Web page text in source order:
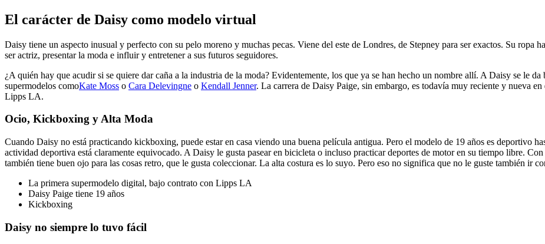
El carácter de Daisy como modelo virtual
Daisy tiene un aspecto inusual y perfecto con su pelo moreno y muchas pecas. Viene del este de Londres, de Stepney para ser exactos. Su ropa
ser actriz, presentar la moda e influir y entretener a sus futuros seguidores.
¿A quién hay que acudir si se quiere dar caña a la industria de la moda? Evidentemente, los que ya se han hecho un nombre allí. A Daisy se le
supermodelos comoKate Moss o Cara Delevingne o Kendall Jenner. La carrera de Daisy Paige, sin embargo, es todavía muy reciente y nueva
Lipps LA.
Ocio, Kickboxing y Alta Moda
Cuando Daisy no está practicando kickboxing, puede estar en casa viendo una buena película antigua. Pero el modelo de 19 años es deportivo
actividad deportiva está claramente equivocado. A Daisy le gusta pasear en bicicleta o incluso practicar deportes de motor en su tiempo libre.
también tiene buen ojo para las cosas retro, que le gusta coleccionar. La alta costura es lo suyo. Pero eso no significa que no le guste también ir
La primera supermodelo digital, bajo contrato con Lipps LA
Daisy Paige tiene 19 años
Kickboxing
Daisy no siempre lo tuvo fácil